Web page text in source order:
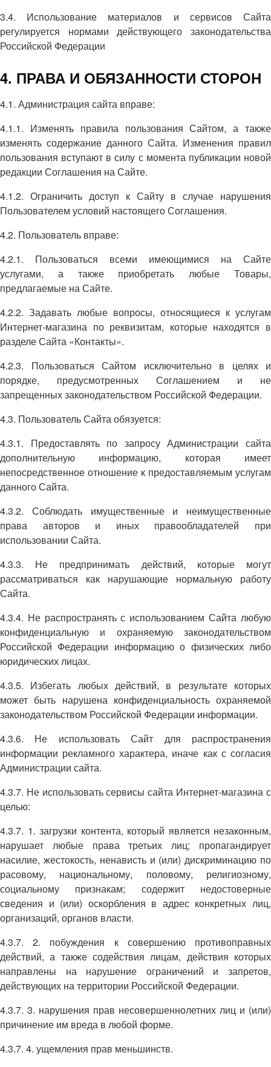
3.4. Использование материалов и сервисов Сайта
регулируется нормами действующего законодательства
Российской Федерации
4. ПРАВА И ОБЯЗАННОСТИ СТОРОН
4.1. Администрация сайта вправе:
4.1.1. Изменять правила пользования Сайтом, а также
изменять содержание данного Сайта. Изменения правил
пользования вступают в силу с момента публикации новой
редакции Соглашения на Сайте.
4.1.2. Ограничить доступ к Сайту в случае нарушения
Пользователем условий настоящего Соглашения.
4.2. Пользователь вправе:
4.2.1. Пользоваться всеми имеющимися на Сайте
услугами, а также приобретать любые Товары,
предлагаемые на Сайте.
4.2.2. Задавать любые вопросы, относящиеся к услугам
Интернет-магазина по реквизитам, которые находятся в
разделе Сайта «Контакты».
4.2.3. Пользоваться Сайтом исключительно в целях и
порядке, предусмотренных Соглашением и не
запрещенных законодательством Российской Федерации.
4.3. Пользователь Сайта обязуется:
4.3.1. Предоставлять по запросу Администрации сайта
дополнительную информацию, которая имеет
непосредственное отношение к предоставляемым услугам
данного Сайта.
4.3.2. Соблюдать имущественные и неимущественные
права авторов и иных правообладателей при
использовании Сайта.
4.3.3. Не предпринимать действий, которые могут
рассматриваться как нарушающие нормальную работу
Сайта.
4.3.4. Не распространять с использованием Сайта любую
конфиденциальную и охраняемую законодательством
Российской Федерации информацию о физических либо
юридических лицах.
4.3.5. Избегать любых действий, в результате которых
может быть нарушена конфиденциальность охраняемой
законодательством Российской Федерации информации.
4.3.6. Не использовать Сайт для распространения
информации рекламного характера, иначе как с согласия
Администрации сайта.
4.3.7. Не использовать сервисы сайта Интернет-магазина с
целью:
4.3.7. 1. загрузки контента, который является незаконным,
нарушает любые права третьих лиц; пропагандирует
насилие, жестокость, ненависть и (или) дискриминацию по
расовому, национальному, половому, религиозному,
социальному признакам; содержит недостоверные
сведения и (или) оскорбления в адрес конкретных лиц,
организаций, органов власти.
4.3.7. 2. побуждения к совершению противоправных
действий, а также содействия лицам, действия которых
направлены на нарушение ограничений и запретов,
действующих на территории Российской Федерации.
4.3.7. 3. нарушения прав несовершеннолетних лиц и (или)
причинение им вреда в любой форме.
4.3.7. 4. ущемления прав меньшинств.